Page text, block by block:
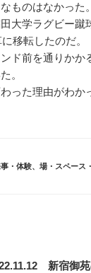
ものはなかった。
大学ラグビー蹴
移転したのだ。
ド前を通りかか
。
った理由がわか
・体験、 場・スペース
新宿御苑